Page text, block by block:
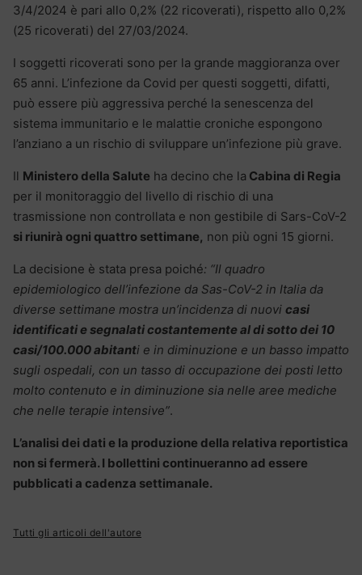
3/4/2024 è pari allo 0,2% (22 ricoverati), rispetto allo 0,2%
(25 ricoverati) del 27/03/2024.
I soggetti ricoverati sono per la grande maggioranza over
65 anni. L’infezione da Covid per questi soggetti, difatti,
può essere più aggressiva perché la senescenza del
sistema immunitario e le malattie croniche espongono
l’anziano a un rischio di sviluppare un’infezione più grave.
Il Ministero della Salute ha decino che la Cabina di Regia
per il monitoraggio del livello di rischio di una
trasmissione non controllata e non gestibile di Sars-CoV-2
si riunirà ogni quattro settimane, non più ogni 15 giorni.
La decisione è stata presa poiché: “Il quadro
epidemiologico dell’infezione da Sas-CoV-2 in Italia da
diverse settimane mostra un’incidenza di nuovi casi
identificati e segnalati costantemente al di sotto dei 10
casi/100.000 abitanti e in diminuzione e un basso impatto
sugli ospedali, con un tasso di occupazione dei posti letto
molto contenuto e in diminuzione sia nelle aree mediche
che nelle terapie intensive”.
L’analisi dei dati e la produzione della relativa reportistica
non si fermerà. I bollettini continueranno ad essere
pubblicati a cadenza settimanale.
Tutti gli articoli dell'autore